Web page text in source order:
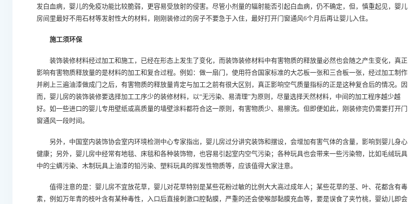
发白血病，婴儿的免疫功能比较脆弱，更容易受放射的侵害。尽管小剂量的辐射能否引起白血病，仍不确定，但，慎重起见，婴儿
房间里最好不用石材等发射性大的材料，刚刚装修过的房子不要急于入住，最好打开门窗通风6个月后再让婴儿入住。
施工须环保
装饰装修材料经过加工和施工，已经在形态上发生了变化，而装饰装修材料中有害物质的释放量必然也会随之产生变化，真正
影响有害物质释放量的是材料的加工和复合过程。例如：做一扇门，使用符合国家标准的大芯板一张和三合板一张，经过加工制作
并刷上三遍油漆做成门之后，有害物质的释放量肯定与加工之前有很大区别，真正影响空气质量指标的正是这种复合后的情况。因
而，婴儿房的装饰装修要选择加工工序少的装修材料，以“无污染、易清理”为原则，尽量选择天然材料，中间的加工程序越少越
好。如一些进口的婴儿专用壁纸或高质量的墙壁涂料都符合这一原则，有害物质少、易擦洗。但即便如此，刚装修完仍需要打开门
窗通风一段时间。
另外，中国室内装饰协会室内环境检测中心专家指出，婴儿房过分讲究装饰和摆设，会增加有害气体的含量，影响到婴儿身心
健康；另外，婴儿房中经常有地毯、床毯和各种装饰物，也容易引起室内空气污染；各种玩具也会带来一些污染物，比如毛绒玩具
中的尘螨污染、木制玩具上油漆的铅污染、塑料玩具的挥发性物质等，应该值得大家注意。
值得注意的是：婴儿房不宜放花草，婴儿对花草特别是某些花粉过敏的比例大大高过成年人；某些花草的茎、叶、花都含有毒
素，例如万年青的枝叶含有某种毒性，入口后直接刺激口腔黏膜，严重的还会使喉部黏膜充血等，要是误食了夹竹桃，婴幼儿即会